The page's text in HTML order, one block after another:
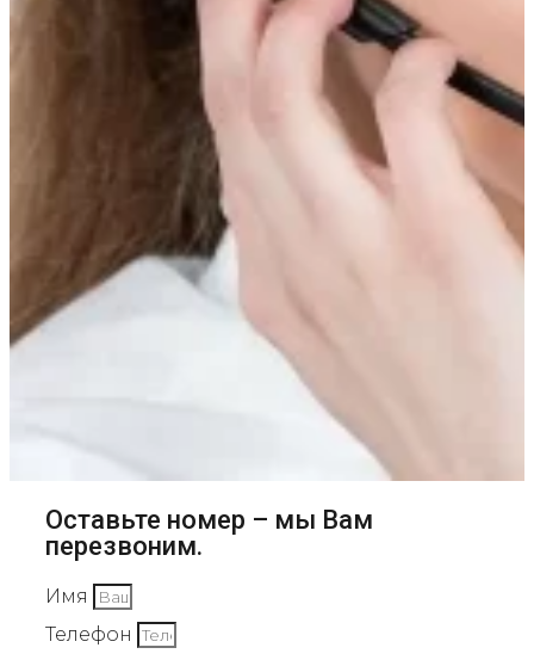
Оставьте номер – мы Вам
перезвоним.
Имя
Телефон